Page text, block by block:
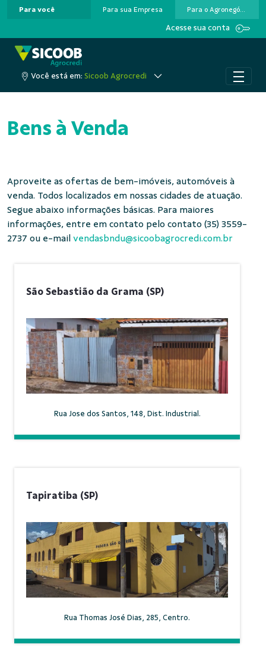
Pular para o Conteúdo principal
Para você Para sua Empresa Para o Agronegócio
Acesse sua conta
Você está em: Sicoob Agrocredi
Bens à Venda
Aproveite as ofertas de bem-imóveis, automóveis à
venda. Todos localizados em nossas cidades de atuação.
Segue abaixo informações básicas. Para maiores
informações, entre em contato pelo contato (35) 3559-
2737 ou e-mail vendasbndu@sicoobagrocredi.com.br
São Sebastião da Grama (SP)
Rua Jose dos Santos, 148, Dist. Industrial.
Tapiratiba (SP)
Rua Thomas José Dias, 285, Centro.